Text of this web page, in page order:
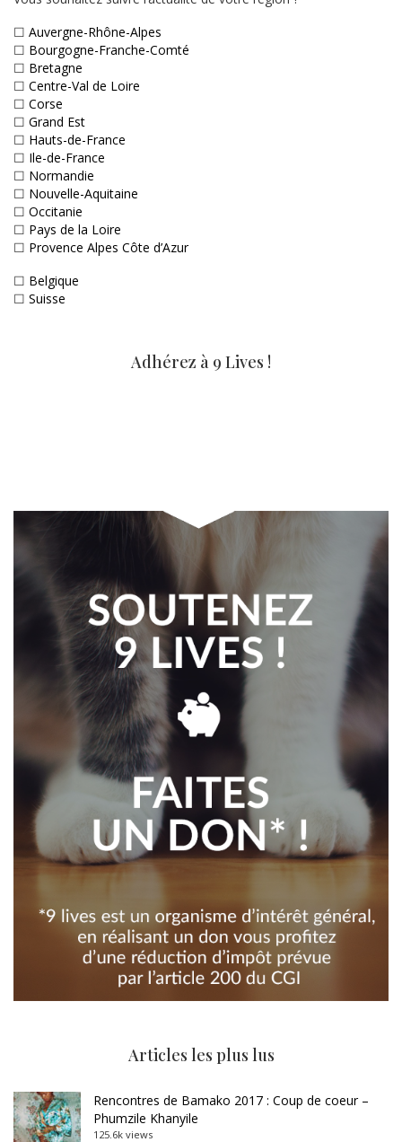
☐ Auvergne-Rhône-Alpes
☐ Bourgogne-Franche-Comté
☐ Bretagne
☐ Centre-Val de Loire
☐ Corse
☐ Grand Est
☐ Hauts-de-France
☐ Ile-de-France
☐ Normandie
☐ Nouvelle-Aquitaine
☐ Occitanie
☐ Pays de la Loire
☐ Provence Alpes Côte d’Azur
☐ Belgique
☐ Suisse
Adhérez à 9 Lives !
Articles les plus lus
Rencontres de Bamako 2017 : Coup de coeur –
Phumzile Khanyile
125.6k views